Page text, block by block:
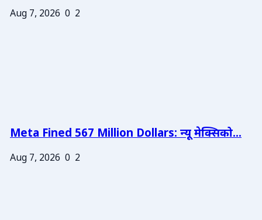
Aug 7, 2026 0 2
Meta Fined 567 Million Dollars: न्यू मेक्सिको...
Aug 7, 2026 0 2